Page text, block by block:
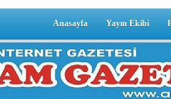
Anasayfa Yayın Ekibi